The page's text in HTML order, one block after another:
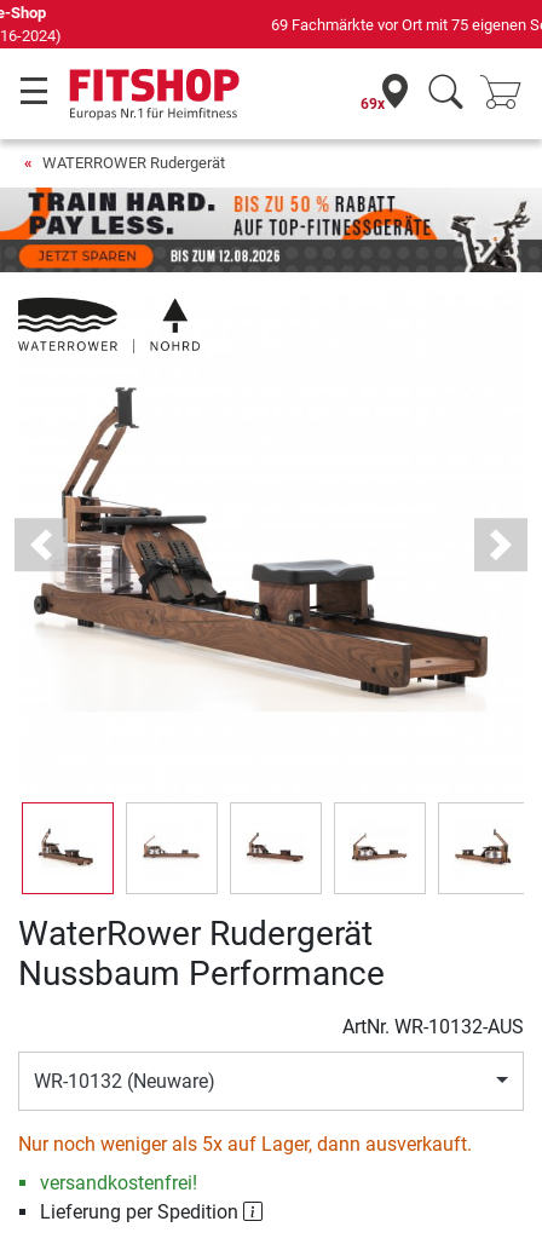
69 Fachmärkte vor Ort mit 75 eigenen Servicetechnikern
69x
WATERROWER Rudergerät
Previous Next
WaterRower Rudergerät
Nussbaum Performance
ArtNr. WR-10132-AUS
WR-10132 (Neuware)
Nur noch weniger als 5x auf Lager, dann ausverkauft.
versandkostenfrei!
Lieferung per Spedition